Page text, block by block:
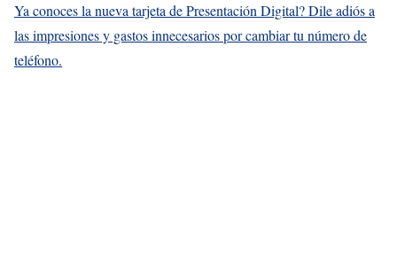
Ya conoces la nueva tarjeta de Presentación Digital? Dile adiós a
las impresiones y gastos innecesarios por cambiar tu número de
teléfono.